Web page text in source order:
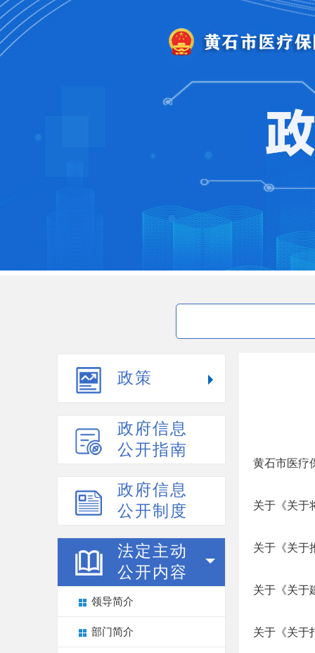
政策
政府信息
公开指南
政府信息
公开制度
法定主动
公开内容
领导简介
部门简介
黄石市医疗
关于《关于
关于《关于
关于《关于
关于《关于